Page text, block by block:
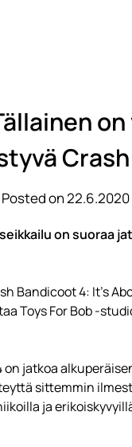
Posted on 22.6.2020
on suoraa
Bandicoot 4: It’s
Toys For Bob -
jatkoa
sittemmin
ja